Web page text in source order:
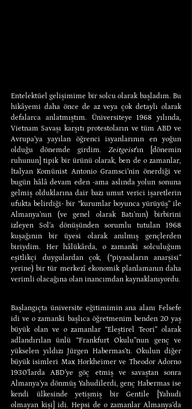
Entelektüel gelişimime bir solcu olarak başladım. Bu
hikâyemi daha önce de az veya çok detaylı olarak
defalarca anlatmıştım. Üniversiteye 1968 yılında,
Vietnam Savaşı karşıtı protestoların ve tüm ABD ve
Avrupa’ya yayılan öğrenci isyanlarının en yoğun
olduğu dönemde girdim. Zeitgeist’ın [dönemin
ruhunun] tipik bir ürünü olarak, ben de o zamanlar,
İtalyan Komünist Antonio Gramsci’nin önerdiği ve
bugün hâlâ devam eden -ama aslında yolun sonuna
gelmiş olduklarına dair bazı umut verici işaretlerin
ufukta belirdiği- bir “kurumlar boyunca yürüyüş” ile
Almanya’nın (ve genel olarak Batı’nın) birbirini
izleyen Sol’a dönüşünden sorumlu tutulan 1968
kuşağının bir üyesi olarak anılmış gençlerden
biriydim. Her hâlükârda, o zamanki solculuğum
eşitlikçi duygulardan çok, (“piyasaların anarşisi”
yerine) bir tür merkezî ekonomik planlamanın daha
verimli olacağına olan inancımdan kaynaklanıyordu.
Başlangıçta üniversite eğitimimin ana alanı Felsefe
idi ve o zamanki başlıca öğretmenim benden 20 yaş
büyük olan ve o zamanlar “Eleştirel Teori” olarak
adlandırılan ünlü “Frankfurt Okulu”nun genç ve
yükselen yıldızı Jürgen Habermas’tı. Okulun diğer
büyük isimleri Max Horkheimer ve Theodor Adorno
1930’larda ABD’ye göç etmiş ve savaştan sonra
Almanya’ya dönmüş Yahudilerdi, genç Habermas ise
kendi ülkesinde yetişmiş bir Gentile [Yahudi
olmayan kişi] idi. Hepsi de o zamanlar Almanya’da